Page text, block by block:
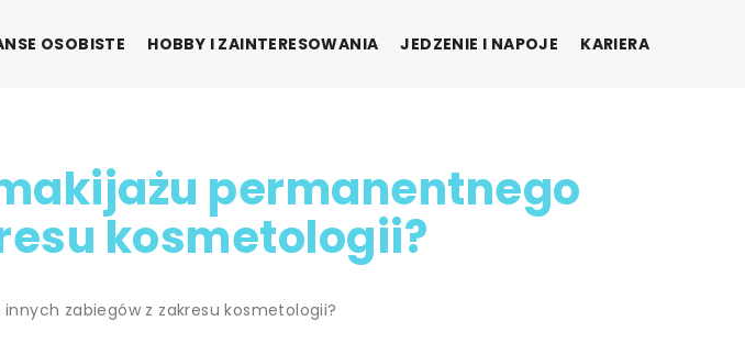
OSOBISTE HOBBY I ZAINTERESOWANIA JEDZENIE I NAPOJE KARIERA
permanentnego
kosmetologii?
zabiegów z zakresu kosmetologii?